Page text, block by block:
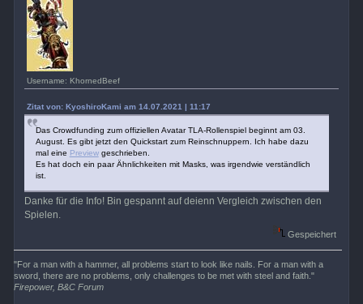
Username: KhornedBeef
Zitat von: KyoshiroKami am 14.07.2021 | 11:17
Das Crowdfunding zum offiziellen Avatar TLA-Rollenspiel beginnt am 03.
August. Es gibt jetzt den Quickstart zum Reinschnuppern. Ich habe dazu
mal eine Previewgeschrieben.
Es hat doch ein paar Ähnlichkeiten mit Masks, was irgendwie verständlich
ist.
Danke für die Info! Bin gespannt auf deienn Vergleich zwischen den
Spielen.
Gespeichert
"For a man with a hammer, all problems start to look like nails. For a man with a
sword, there are no problems, only challenges to be met with steel and faith."
Firepower, B&C Forum